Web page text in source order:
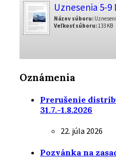
Uznesenia 5-9
Názov súboru:
Veľkosť súboru:133 KB
Oznámenia
Prerušenie
31.7.-1.8.2026
22. júla 2026
Pozvánka na